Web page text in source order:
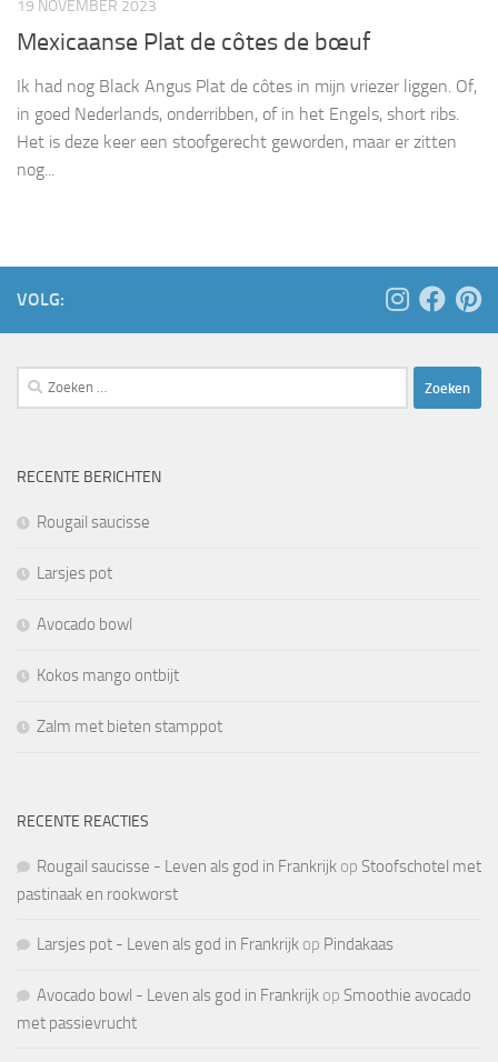
19 NOVEMBER 2023
Mexicaanse Plat de côtes de bœuf
Ik had nog Black Angus Plat de côtes in mijn vriezer liggen. Of,
in goed Nederlands, onderribben, of in het Engels, short ribs.
Het is deze keer een stoofgerecht geworden, maar er zitten
nog...
VOLG:
Zoeken
naar:
RECENTE BERICHTEN
Rougail saucisse
Larsjes pot
Avocado bowl
Kokos mango ontbijt
Zalm met bieten stamppot
RECENTE REACTIES
Rougail saucisse - Leven als god in Frankrijk op Stoofschotel met
pastinaak en rookworst
Larsjes pot - Leven als god in Frankrijk op Pindakaas
Avocado bowl - Leven als god in Frankrijk op Smoothie avocado
met passievrucht